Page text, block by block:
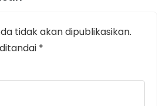
tidak akan dipublikasikan.
*